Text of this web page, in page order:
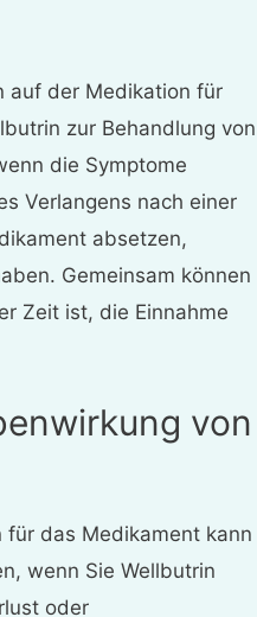
auf der Medikation für
zur Behandlung von
die Symptome
Verlangens nach einer
absetzen,
Gemeinsam können
Zeit ist, die Einnahme
von
das Medikament kann
wenn Sie Wellbutrin
oder